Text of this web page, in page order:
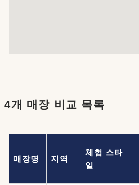
4개 매장 비교 목록
매장명 지역
체험 스타
일